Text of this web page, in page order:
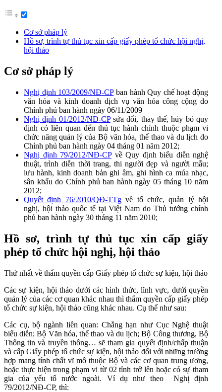
Cơ sở pháp lý
Hồ sơ, trình tự thủ tục xin cấp giấy phép tổ chức hội nghị,
hội thảo
Cơ sở pháp lý
Nghị định 103/2009/NĐ-CPban hành Quy chế hoạt động
văn hóa và kinh doanh dịch vụ văn hóa công cộng do
Chính phủ ban hành ngày 06/11/2009
Nghị định 01/2012/NĐ-CPsửa đổi, thay thế, hủy bỏ quy
định có liên quan đến thủ tục hành chính thuộc phạm vi
chức năng quản lý của Bộ văn hóa, thể thao và du lịch do
Chính phủ ban hành ngày 04 tháng 01 năm 2012;
Nghị định 79/2012/NĐ-CPvề Quy định biểu diễn nghệ
thuật, trình diễn thời trang, thi người đẹp và người mẫu;
lưu hành, kinh doanh bản ghi âm, ghi hình ca múa nhạc,
sân khấu do Chính phủ ban hành ngày 05 tháng 10 năm
2012;
Quyết định 76/2010/QĐ-TTgvề tổ chức, quản lý hội
nghị, hội thảo quốc tế tại Việt Nam do Thủ tướng chính
phủ ban hành ngày 30 tháng 11 năm 2010;
Hồ sơ, trình tự thủ tục xin cấp giấy
phép tổ chức hội nghị, hội thảo
Thứ nhất về thẩm quyền cấp Giấy phép tổ chức sự kiện, hội thảo
Các sự kiện, hội thảo dưới các hình thức, lĩnh vực, dưới quyền
quản lý của các cơ quan khác nhau thì thẩm quyền cấp giấy phép
tổ chức sự kiện, hội thảo cũng khác nhau. Cụ thể như sau:
Các cụ, bộ ngành liên quan: Chẳng hạn như Cục Nghệ thuật
biểu diễn; Bộ Văn hóa, thể thao và du lịch; Bộ Công thương, Bộ
Thông tin và truyền thông… sẽ tham gia quyết định/chấp thuận
và cấp Giấy phép tổ chức sự kiện, hội thảo đối với những trường
hợp mang tính chất vĩ mô thuộc Bộ và các cơ quan trung ương,
hoặc thực hiện trong phạm vi từ 02 tỉnh trở lên hoặc có sự tham
gia của yếu tố nước ngoài. Ví dụ như theo Nghị định
79/2012/NĐ-CP, thì: